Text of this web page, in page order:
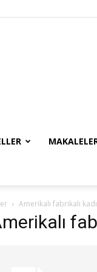
Amerikalı fabrikalı